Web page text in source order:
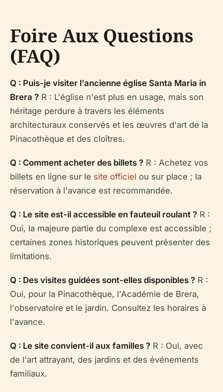
Foire Aux Questions
(FAQ)
Q : Puis-je visiter l'ancienne église Santa Maria in
Brera ? R : L'église n'est plus en usage, mais son
héritage perdure à travers les éléments
architecturaux conservés et les œuvres d'art de la
Pinacothèque et des cloîtres.
Q : Comment acheter des billets ? R : Achetez vos
billets en ligne sur le site officiel ou sur place ; la
réservation à l'avance est recommandée.
Q : Le site est-il accessible en fauteuil roulant ? R :
Oui, la majeure partie du complexe est accessible ;
certaines zones historiques peuvent présenter des
limitations.
Q : Des visites guidées sont-elles disponibles ? R :
Oui, pour la Pinacothèque, l'Académie de Brera,
l'observatoire et le jardin. Consultez les horaires à
l'avance.
Q : Le site convient-il aux familles ? R : Oui, avec
de l'art attrayant, des jardins et des événements
familiaux.